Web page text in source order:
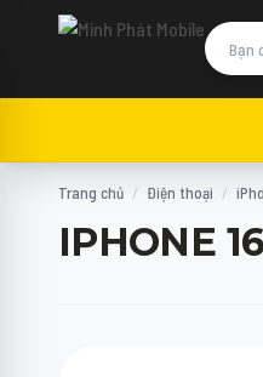
Trang chủ / Điện thoại /
IPHONE